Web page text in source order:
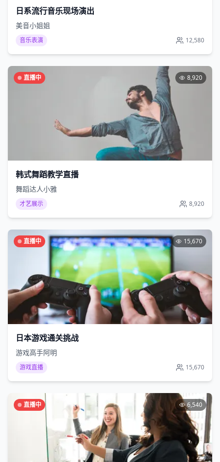
日系流行音乐现场演出
美音小姐姐
音乐表演 12,580
直播中 8,920
韩式舞蹈教学直播
舞蹈达人小雅
才艺展示 8,920
直播中 15,670
日本游戏通关挑战
游戏高手阿明
游戏直播 15,670
直播中 6,540